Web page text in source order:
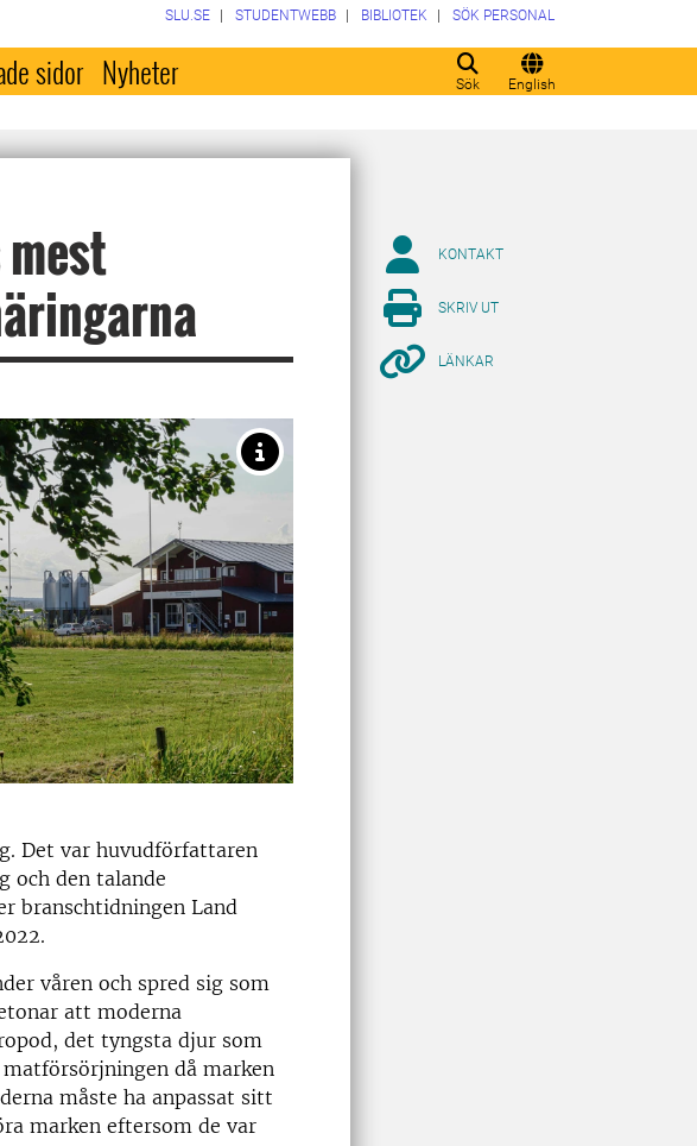
Sök English
SLU.SE STUDENTWEBB BIBLIOTEK SÖK PERSONAL
sidor Nyheter
Det var huvudförfattaren
och den talande
branschtidningen Land
våren och spred sig som
att moderna
det tyngsta djur som
då marken
måste ha anpassat sitt
marken eftersom de var
KONTAKT
SKRIV UT
LÄNKAR